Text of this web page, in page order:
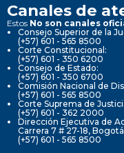
Canales de
Estos No son canales
Consejo Superior de la
(+57) 601 - 565 8500
Corte Constitucional:
(+57) 601 - 350 6200
Consejo de Estado:
(+57) 601 - 350 6700
Comisión Nacional de
(+57) 601 - 565 8500
Corte Suprema de
(+57) 601 - 362 2000
Dirección Ejecutiva de
Carrera 7 # 27-18, Bogotá
(+57) 601 - 565 8500